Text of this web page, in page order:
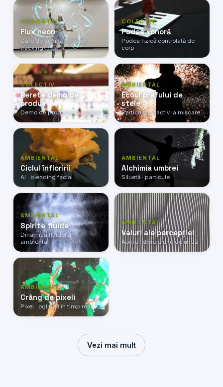
AMBIENTAL
Flux neon
Dâre de lumină · motion
tracking
COLECTIV
Podea sonoră
Podea fizică controlată de
corp
COLECTIV
Perete demo de
produs
Demo de produs prin gesturi
AMBIENTAL
Ecoul prafului de
stele
Particule · reactiv la mișcare
AMBIENTAL
Ciclul înfloririi
AI · blending facial
AMBIENTAL
Alchimia umbrei
Siluetă · particule
AMBIENTAL
Spirite fluide
Dinamica fluidelor ·
ambiental
AMBIENTAL
Valuri ale percepției
Audio · distorsiune de undă
AMBIENTAL
Crâng de pixeli
Pixel · oglindă în timp real
Vezi mai mult